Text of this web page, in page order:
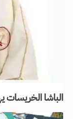
الباشا الخريسات